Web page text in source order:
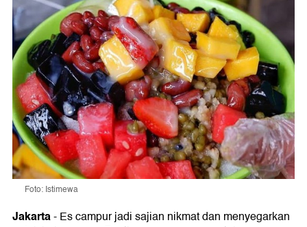
Foto: Istimewa
Jakarta-Es campur jadi sajian nikmat dan menyegarkan